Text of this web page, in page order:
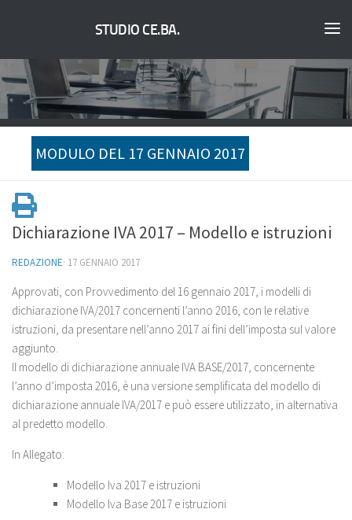
STUDIO CE.BA.
MODULO DEL 17 GENNAIO 2017
Dichiarazione IVA 2017 – Modello e istruzioni
REDAZIONE· 17 GENNAIO 2017
Approvati, con Provvedimento del 16 gennaio 2017, i modelli di
dichiarazione IVA/2017 concernenti l’anno 2016, con le relative
istruzioni, da presentare nell’anno 2017 ai fini dell’imposta sul valore
aggiunto.
Il modello di dichiarazione annuale IVA BASE/2017, concernente
l’anno d’imposta 2016, è una versione semplificata del modello di
dichiarazione annuale IVA/2017 e può essere utilizzato, in alternativa
al predetto modello.
In Allegato:
Modello Iva 2017 e istruzioni
Modello Iva Base 2017 e istruzioni